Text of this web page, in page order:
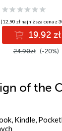
(12,90 zł najniższa cena z
19.92 zł
24.90zł (-20%)
of the
Kindle,